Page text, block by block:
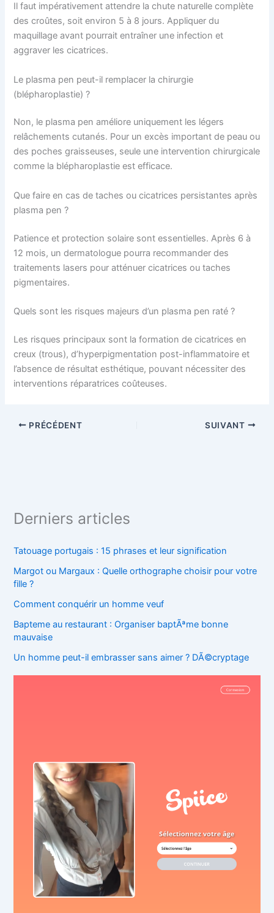
Il faut impérativement attendre la chute naturelle complète
des croûtes, soit environ 5 à 8 jours. Appliquer du
maquillage avant pourrait entraîner une infection et
aggraver les cicatrices.
Le plasma pen peut-il remplacer la chirurgie
(blépharoplastie) ?
Non, le plasma pen améliore uniquement les légers
relâchements cutanés. Pour un excès important de peau ou
des poches graisseuses, seule une intervention chirurgicale
comme la blépharoplastie est efficace.
Que faire en cas de taches ou cicatrices persistantes après
plasma pen ?
Patience et protection solaire sont essentielles. Après 6 à
12 mois, un dermatologue pourra recommander des
traitements lasers pour atténuer cicatrices ou taches
pigmentaires.
Quels sont les risques majeurs d’un plasma pen raté ?
Les risques principaux sont la formation de cicatrices en
creux (trous), d’hyperpigmentation post-inflammatoire et
l’absence de résultat esthétique, pouvant nécessiter des
interventions réparatrices coûteuses.
PRÉCÉDENT SUIVANT
Derniers articles
Tatouage portugais : 15 phrases et leur signification
Margot ou Margaux : Quelle orthographe choisir pour votre
fille ?
Comment conquérir un homme veuf
Bapteme au restaurant : Organiser baptÃªme bonne
mauvaise
Un homme peut-il embrasser sans aimer ? DÃ©cryptage